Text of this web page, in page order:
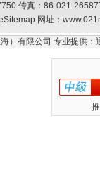
传真：86-021-
网址：
）有限公司 专业提供